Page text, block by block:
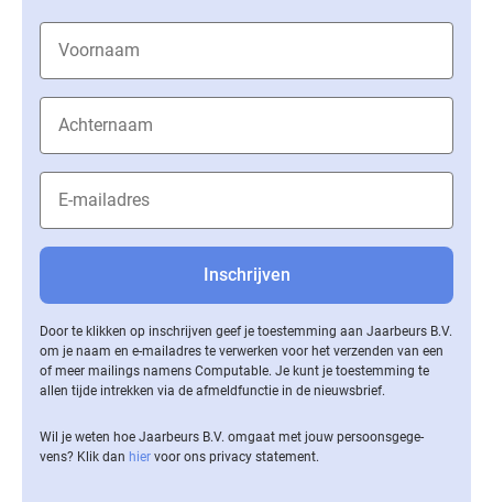
Door te klikken op inschrijven geef je toestemming aan Jaarbeurs B.V.
om je naam en e-mailadres te verwerken voor het verzenden van een
of meer mailings namens Computable. Je kunt je toestemming te
allen tijde intrekken via de af­meld­func­tie in de nieuwsbrief.
Wil je weten hoe Jaarbeurs B.V. omgaat met jouw per­soons­ge­ge­
vens? Klik dan hier voor ons privacy statement.